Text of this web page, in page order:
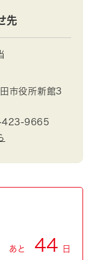
先
市役所新館3
423-9665
あと 44 日